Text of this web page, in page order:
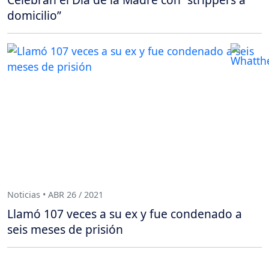
domicilio”
Noticias • ABR 26 / 2021
Llamó 107 veces a su ex y fue condenado a
seis meses de prisión